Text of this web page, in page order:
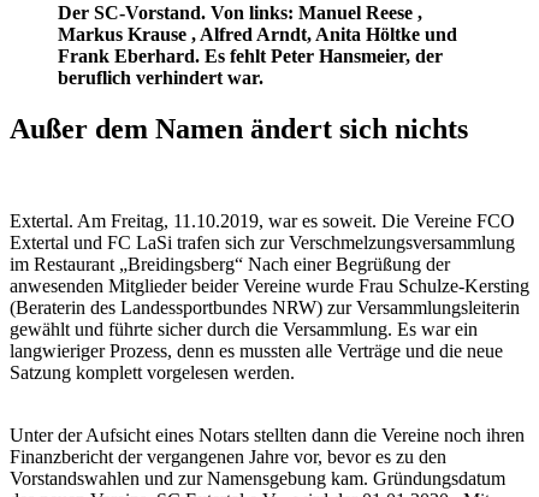
Der SC-Vorstand. Von links: Manuel Reese ,
Markus Krause , Alfred Arndt, Anita Höltke und
Frank Eberhard. Es fehlt Peter Hansmeier, der
beruflich verhindert war.
Außer dem Namen ändert sich nichts
Extertal. Am Freitag, 11.10.2019, war es soweit. Die Vereine FCO
Extertal und FC LaSi trafen sich zur Verschmelzungsversammlung
im Restaurant „Breidingsberg“ Nach einer Begrüßung der
anwesenden Mitglieder beider Vereine wurde Frau Schulze-Kersting
(Beraterin des Landessportbundes NRW) zur Versammlungsleiterin
gewählt und führte sicher durch die Versammlung. Es war ein
langwieriger Prozess, denn es mussten alle Verträge und die neue
Satzung komplett vorgelesen werden.
Unter der Aufsicht eines Notars stellten dann die Vereine noch ihren
Finanzbericht der vergangenen Jahre vor, bevor es zu den
Vorstandswahlen und zur Namensgebung kam. Gründungsdatum